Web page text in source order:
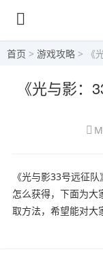
首页 > 游戏攻略 > 《
《光与影：
《光与影33号远征
怎么获得，下面为大
取方法，希望能对大